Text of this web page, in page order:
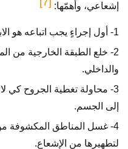
إشعاعي، وأهمّها:
1- أول إجراءٍ يجب اتباعه هو الابتعاد عن المنطقة الملوثة إشعاعياً.
2- خلع الطبقة الخارجية من
والداخلي.
3- محاولة تغطية الجروح كي
إلى الجسم.
4- غسل المناطق المكشوفة
لتطهيرها من الإشعاع.